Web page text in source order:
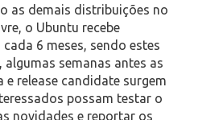
as demais distribuições no
o Ubuntu recebe
6 meses, sendo estes
semanas antes as
e release candidate surgem
possam testar o
novidades e reportar os